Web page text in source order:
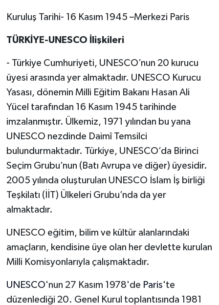
Kuruluş Tarihi- 16 Kasım 1945 –Merkezi Paris
TÜRKİYE-UNESCO İlişkileri
- Türkiye Cumhuriyeti, UNESCO’nun 20 kurucu
üyesi arasında yer almaktadır. UNESCO Kurucu
Yasası, dönemin Milli Eğitim Bakanı Hasan Ali
Yücel tarafından 16 Kasım 1945 tarihinde
imzalanmıştır. Ülkemiz, 1971 yılından bu yana
UNESCO nezdinde Daimî Temsilci
bulundurmaktadır. Türkiye, UNESCO’da Birinci
Seçim Grubu’nun (Batı Avrupa ve diğer) üyesidir.
2005 yılında oluşturulan UNESCO İslam İş birliği
Teşkilatı (İİT) Ülkeleri Grubu’nda da yer
almaktadır.
UNESCO eğitim, bilim ve kültür alanlarındaki
amaçların, kendisine üye olan her devlette kurulan
Milli Komisyonlarıyla çalışmaktadır.
UNESCO'nun 27 Kasım 1978'de Paris'te
düzenlediği 20. Genel Kurul toplantısında 1981